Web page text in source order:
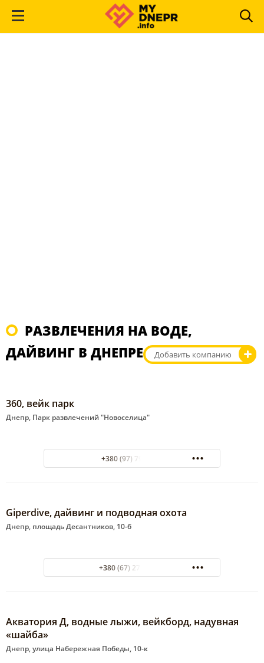
РАЗВЛЕЧЕНИЯ НА ВОДЕ,
ДАЙВИНГ В ДНЕПРЕ
Добавить компанию
360, вейк парк
Днепр, Парк развлечений "Новоселица"
+380 (97) 7992588
Giperdive, дайвинг и подводная охота
Днепр, площадь Десантников, 10-б
+380 (67) 278-59-05
Акватория Д, водные лыжи, вейкборд, надувная
«шайба»
Днепр, улица Набережная Победы, 10-к